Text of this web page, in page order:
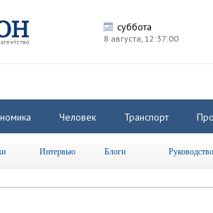
суббота
8 августа, 12:37:00
Человек Транспорт
Интервью Блоги